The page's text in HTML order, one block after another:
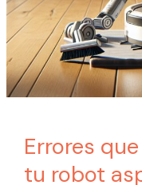
Errores
tu robot
con
recambios
FIXVAC)